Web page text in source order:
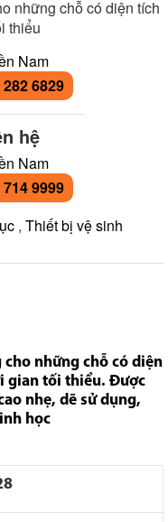
những chỗ có diện tích
thiểu
Nam
6829
hệ
Nam
9999
, Thiết bị vệ sinh
cho những chỗ có diện
gian tối thiểu. Được
nhẹ, dẽ sử dụng,
học